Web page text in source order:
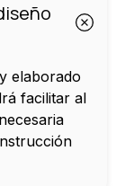
elaborado
facilitar al